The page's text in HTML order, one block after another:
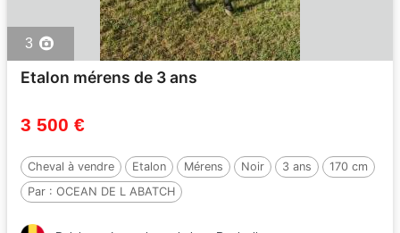
3
Etalon mérens de 3 ans
3 500 €
Cheval à vendre Etalon Mérens Noir 3 ans
170 cm
Par : OCEAN DE L ABATCH